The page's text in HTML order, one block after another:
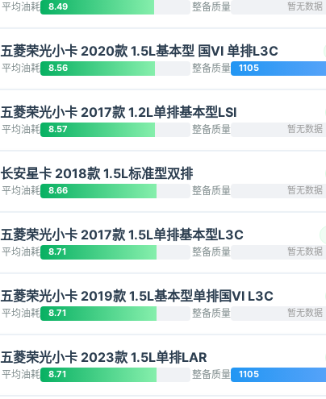
平均油耗 8.49 整备质量 暂无数据
五菱荣光小卡 2020款 1.5L基本型 国VI 单排L3C
平均油耗 8.56 整备质量 1105
五菱荣光小卡 2017款 1.2L单排基本型LSI
平均油耗 8.57 整备质量 暂无数据
长安星卡 2018款 1.5L标准型双排
平均油耗 8.66 整备质量 暂无数据
五菱荣光小卡 2017款 1.5L单排基本型L3C
平均油耗 8.71 整备质量 暂无数据
五菱荣光小卡 2019款 1.5L基本型单排国VI L3C
平均油耗 8.71 整备质量 暂无数据
五菱荣光小卡 2023款 1.5L单排LAR
平均油耗 8.71 整备质量 1105